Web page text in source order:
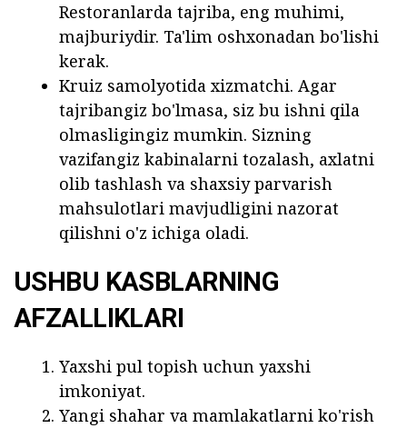
Restoranlarda tajriba, eng muhimi,
majburiydir. Ta'lim oshxonadan bo'lishi
kerak.
Kruiz samolyotida xizmatchi. Agar
tajribangiz bo'lmasa, siz bu ishni qila
olmasligingiz mumkin. Sizning
vazifangiz kabinalarni tozalash, axlatni
olib tashlash va shaxsiy parvarish
mahsulotlari mavjudligini nazorat
qilishni o'z ichiga oladi.
USHBU KASBLARNING
AFZALLIKLARI
Yaxshi pul topish uchun yaxshi
imkoniyat.
Yangi shahar va mamlakatlarni ko'rish